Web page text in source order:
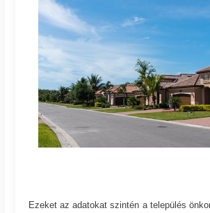
Ezeket az adatokat szintén a település